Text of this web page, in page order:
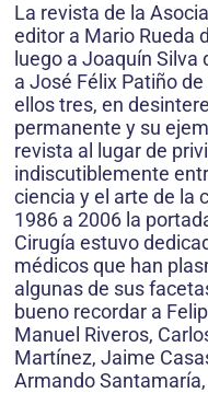
La revista de la
editor a Mario Rueda
luego a Joaquín
a José Félix Patiño
ellos tres, en
permanente y su
revista al lugar de
indiscutiblemente
ciencia y el arte de la
1986 a 2006 la
Cirugía estuvo
médicos que han
algunas de sus
bueno recordar a
Manuel Riveros,
Martínez, Jaime
Armando